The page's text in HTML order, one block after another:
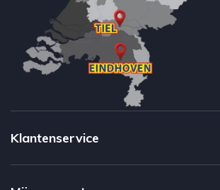
Klantenservice